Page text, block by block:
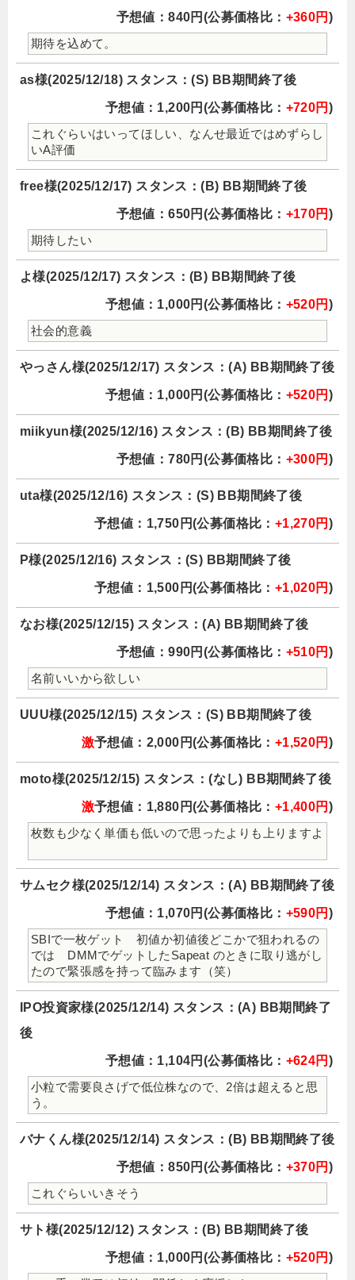
予想値：840円(公募価格比： +360円 )
期待を込めて。
as様(2025/12/18) スタンス：(S) BB期間終了後
予想値：1,200円(公募価格比： +720円 )
これぐらいはいってほしい、なんせ最近ではめずらし
いA評価
free様(2025/12/17) スタンス：(B) BB期間終了後
予想値：650円(公募価格比： +170円 )
期待したい
よ様(2025/12/17) スタンス：(B) BB期間終了後
予想値：1,000円(公募価格比： +520円 )
社会的意義
やっさん様(2025/12/17) スタンス：(A) BB期間終了後
予想値：1,000円(公募価格比： +520円 )
miikyun様(2025/12/16) スタンス：(B) BB期間終了後
予想値：780円(公募価格比： +300円 )
uta様(2025/12/16) スタンス：(S) BB期間終了後
予想値：1,750円(公募価格比： +1,270円 )
P様(2025/12/16) スタンス：(S) BB期間終了後
予想値：1,500円(公募価格比： +1,020円 )
なお様(2025/12/15) スタンス：(A) BB期間終了後
予想値：990円(公募価格比： +510円 )
名前いいから欲しい
UUU様(2025/12/15) スタンス：(S) BB期間終了後
激予想値：2,000円(公募価格比： +1,520円 )
moto様(2025/12/15) スタンス：(なし) BB期間終了後
激予想値：1,880円(公募価格比： +1,400円 )
枚数も少なく単価も低いので思ったよりも上りますよ
サムセク様(2025/12/14) スタンス：(A) BB期間終了後
予想値：1,070円(公募価格比： +590円 )
SBIで一枚ゲット 初値か初値後どこかで狙われるの
では DMMでゲットしたSapeat のときに取り逃がし
たので緊張感を持って臨みます（笑）
IPO投資家様(2025/12/14) スタンス：(A) BB期間終了
後
予想値：1,104円(公募価格比： +624円 )
小粒で需要良さげで低位株なので、2倍は超えると思
う。
バナくん様(2025/12/14) スタンス：(B) BB期間終了後
予想値：850円(公募価格比： +370円 )
これぐらいいきそう
サト様(2025/12/12) スタンス：(B) BB期間終了後
予想値：1,000円(公募価格比： +520円 )